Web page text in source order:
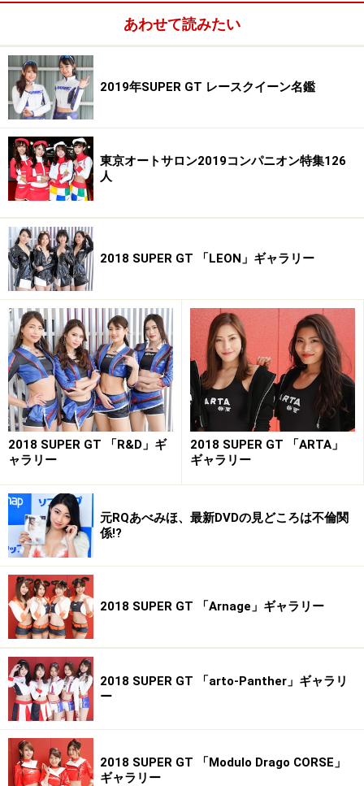
吉永愛／NAC GIRL
■リアルタイム情報は「レースクイーン navi」で配信
中！
----------------------------------------------------------
※著作権は撮影者・矢沢隆則及びオールアバウトに帰属
します。
※画像の肖像権は各モデルさん及び、所属事務所に帰属
します。
※画像の無断使用及び直リンクは営利・非営利を問わず
禁止します。
All About 著作権/商標/免責事項
All About 「レースクイーン」ガイドサイト掲載画像につ
いて
※記事内容は執筆時点のものです。最新の内容をご確認くださ
い。
あわせて読みたい
2019年SUPER GT レースクイーン名鑑
東京オートサロン2019コンパニオン特集126
人
2018 SUPER GT 「LEON」ギャラリー
2018 SUPER GT 「R&D」ギ
ャラリー
2018 SUPER GT 「ARTA」
ギャラリー
元RQあべみほ、最新DVDの見どころは不倫関
係!?
2018 SUPER GT 「Arnage」ギャラリー
2018 SUPER GT 「arto-Panther」ギャラリ
ー
2018 SUPER GT 「Modulo Drago CORSE」
ギャラリー